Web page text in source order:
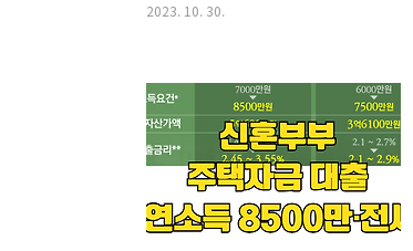
서 지원..
서 최대 할인받고 상품권도 받는 꿀팁을
알려드리겠습니다. Table Of Contents
자동차보험 미가입 벌금 및 과태료 자동
차 보험료 계산하고 현금 받기 오케이캐
쉬백 앱으로 3천 포인트 받기 자동차 보험
료 계산만 하고 1만원 받기 자동차보험료
비교견적 후 삼성화재다이렉트자동차보
2023. 10. 30.